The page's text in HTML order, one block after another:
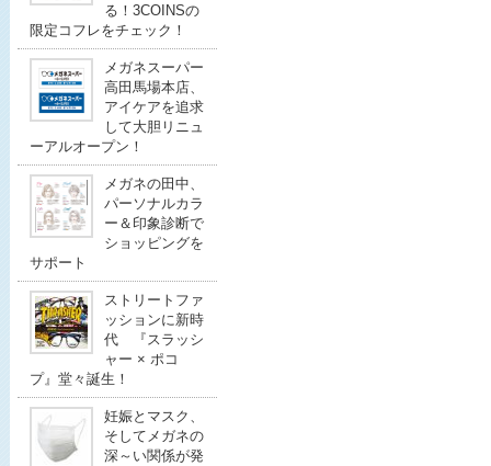
る！3COINSの
限定コフレをチェック！
メガネスーパー
高田馬場本店、
アイケアを追求
して大胆リニュ
ーアルオープン！
メガネの田中、
パーソナルカラ
ー＆印象診断で
ショッピングを
サポート
ストリートファ
ッションに新時
代 『スラッシ
ャー × ポコ
プ』堂々誕生！
妊娠とマスク、
そしてメガネの
深～い関係が発